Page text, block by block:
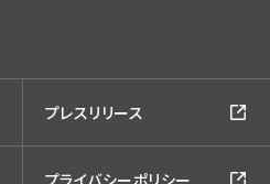
プレスリリース
プライバシーポリシー